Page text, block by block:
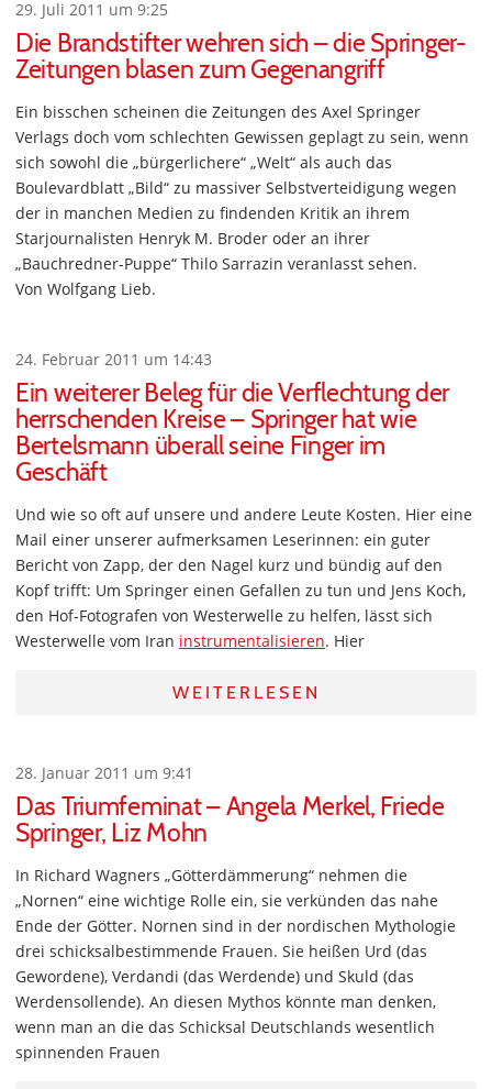
29. Juli 2011 um 9:25
Die Brandstifter wehren sich – die Springer-
Zeitungen blasen zum Gegenangriff
Ein bisschen scheinen die Zeitungen des Axel Springer
Verlags doch vom schlechten Gewissen geplagt zu sein, wenn
sich sowohl die „bürgerlichere“ „Welt“ als auch das
Boulevardblatt „Bild“ zu massiver Selbstverteidigung wegen
der in manchen Medien zu findenden Kritik an ihrem
Starjournalisten Henryk M. Broder oder an ihrer
„Bauchredner-Puppe“ Thilo Sarrazin veranlasst sehen.
Von Wolfgang Lieb.
24. Februar 2011 um 14:43
Ein weiterer Beleg für die Verflechtung der
herrschenden Kreise – Springer hat wie
Bertelsmann überall seine Finger im
Geschäft
Und wie so oft auf unsere und andere Leute Kosten. Hier eine
Mail einer unserer aufmerksamen Leserinnen: ein guter
Bericht von Zapp, der den Nagel kurz und bündig auf den
Kopf trifft: Um Springer einen Gefallen zu tun und Jens Koch,
den Hof-Fotografen von Westerwelle zu helfen, lässt sich
Westerwelle vom Iran instrumentalisieren. Hier
WEITERLESEN
28. Januar 2011 um 9:41
Das Triumfeminat – Angela Merkel, Friede
Springer, Liz Mohn
In Richard Wagners „Götterdämmerung“ nehmen die
„Nornen“ eine wichtige Rolle ein, sie verkünden das nahe
Ende der Götter. Nornen sind in der nordischen Mythologie
drei schicksalbestimmende Frauen. Sie heißen Urd (das
Gewordene), Verdandi (das Werdende) und Skuld (das
Werdensollende). An diesen Mythos könnte man denken,
wenn man an die das Schicksal Deutschlands wesentlich
spinnenden Frauen